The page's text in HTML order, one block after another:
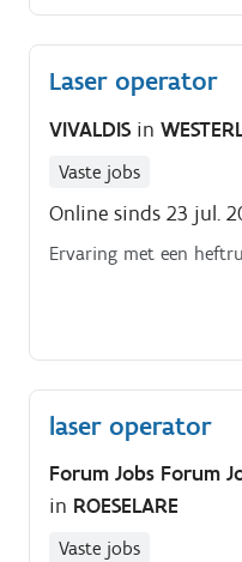
Laser operator
VIVALDIS in
Vaste jobs
Online sinds 23 jul.
Ervaring met een
laser operator
Forum Jobs Forum
in ROESELARE
Vaste jobs